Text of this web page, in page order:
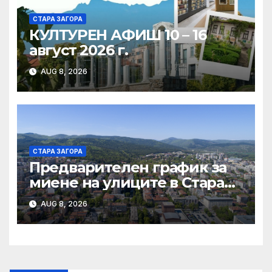
СТАРА ЗАГОРА
КУЛТУРЕН АФИШ 10 – 16
август 2026 г.
AUG 8, 2026
СТАРА ЗАГОРА
Предварителен график за
миене на улиците в Стара
Загора за периода от
10.08.2026 до 14.08.2026 г.
AUG 8, 2026